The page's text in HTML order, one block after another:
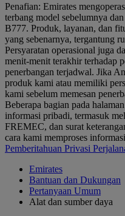
Penafian: Emirates
terbang model sebelumnya
B777. Produk, layanan, dan
yang sebenarnya, tergantung
Persyaratan operasional juga
menit-menit terakhir terhadap
penerbangan terjadwal. Jika
produk kami atau memiliki
kami sebelum memesan
Beberapa bagian pada
informasi pribadi, termasuk
FREMEC, dan surat
cara kami memproses
Pemberitahuan Privasi
Emirates
Bantuan dan Dukungan
Pertanyaan Umum
Alat dan sumber daya